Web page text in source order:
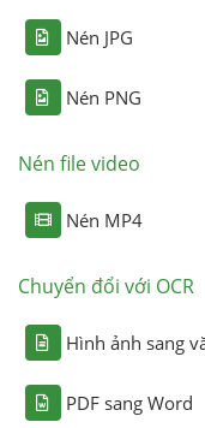
Nén JPG
Nén PNG
Nén file video
Nén MP4
Chuyển đổi với OCR
Hình ảnh sang
PDF sang Word